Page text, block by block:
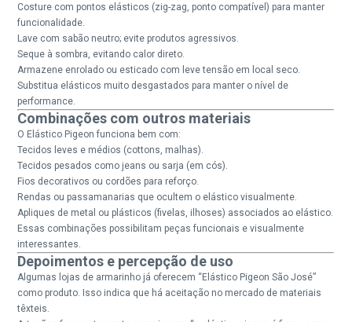
Costure com pontos elásticos (zig-zag, ponto compatível) para manter
funcionalidade.
Lave com sabão neutro; evite produtos agressivos.
Seque à sombra, evitando calor direto.
Armazene enrolado ou esticado com leve tensão em local seco.
Substitua elásticos muito desgastados para manter o nível de
performance.
Combinações com outros materiais
O Elástico Pigeon funciona bem com:
Tecidos leves e médios (cottons, malhas).
Tecidos pesados como jeans ou sarja (em cós).
Fios decorativos ou cordões para reforço.
Rendas ou passamanarias que ocultem o elástico visualmente.
Apliques de metal ou plásticos (fivelas, ilhoses) associados ao elástico.
Essas combinações possibilitam peças funcionais e visualmente
interessantes.
Depoimentos e percepção de uso
Algumas lojas de armarinho já oferecem “Elástico Pigeon São José”
como produto. Isso indica que há aceitação no mercado de materiais
têxteis.